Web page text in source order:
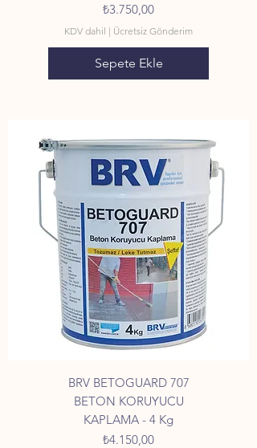
Fiyat
₺3.750,00
KDV dahil | Ücretsiz Gönderim
Sepete Ekle
BRV BETOGUARD 707
BETON KORUYUCU
KAPLAMA - 4 Kg
Fiyat
₺4.150,00